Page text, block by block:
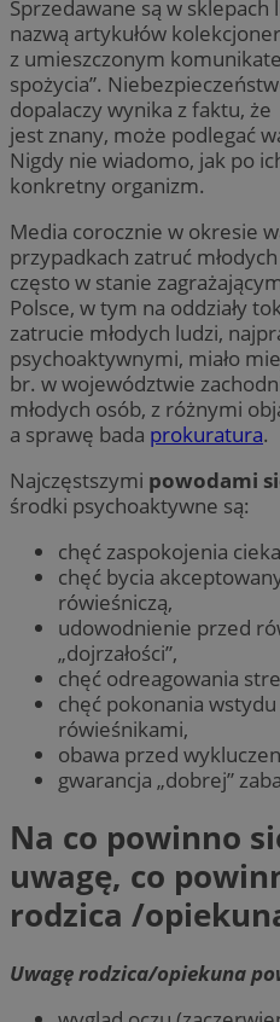
Sprzedawane są w
nazwą artykułów
z umieszczonym
spożycia”.
dopalaczy wynika z faktu,
jest znany, może podlegać
Nigdy nie wiadomo, jak po
konkretny organizm.
Media corocznie w okresie
przypadkach zatruć
często w stanie
Polsce, w tym na oddziały
zatrucie młodych ludzi,
psychoaktywnymi, miało
br. w województwie
młodych osób, z różnymi
a sprawę bada prokuratura.
Najczęstszymi powodami
środki psychoaktywne są:
chęć zaspokojenia
chęć bycia
rówieśniczą,
udowodnienie przed
„dojrzałości”,
chęć odreagowania
chęć pokonania
rówieśnikami,
obawa przed
gwarancja „dobrej”
Na co powinno
uwagę, co
rodzica /
Uwagę rodzica/opiekuna